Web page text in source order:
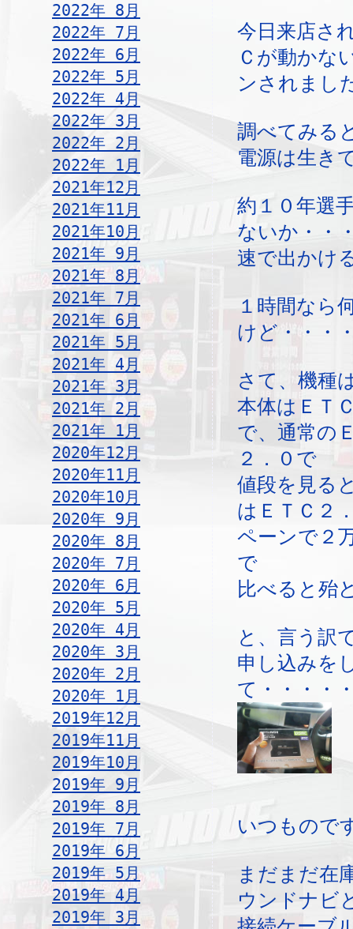
2022年 8月
2022年 7月
2022年 6月
2022年 5月
2022年 4月
2022年 3月
2022年 2月
2022年 1月
2021年12月
2021年11月
2021年10月
2021年 9月
2021年 8月
2021年 7月
2021年 6月
2021年 5月
2021年 4月
2021年 3月
2021年 2月
2021年 1月
2020年12月
2020年11月
2020年10月
2020年 9月
2020年 8月
2020年 7月
2020年 6月
2020年 5月
2020年 4月
2020年 3月
2020年 2月
2020年 1月
2019年12月
2019年11月
2019年10月
2019年 9月
2019年 8月
2019年 7月
2019年 6月
2019年 5月
2019年 4月
2019年 3月
今日来店さ
Ｃが動かな
ンされまし
調べてみる
電源は生き
約１０年選
ないか・・
速で出かけ
１時間なら
けど・・・
さて、機種
本体はＥＴ
で、通常の
２．０で
値段を見る
はＥＴＣ２
ペーンで２
で
比べると殆
と、言う訳
申し込みを
て・・・・
いつもので
まだまだ在
ウンドナビ